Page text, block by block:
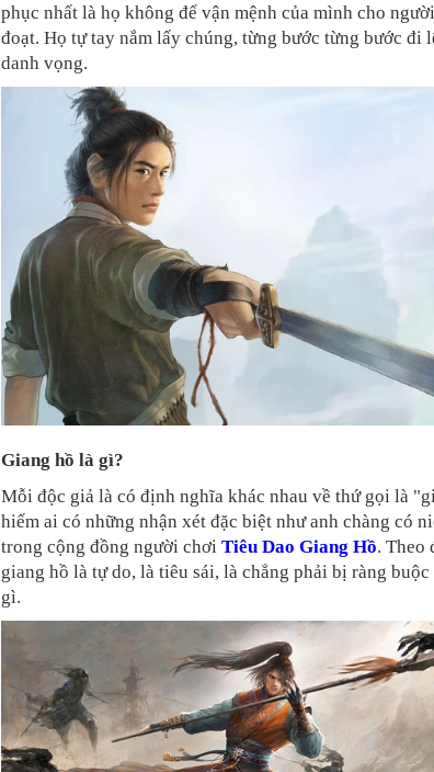
phục nhất là họ không để vận mệnh của mình cho
đoạt. Họ tự tay nắm lấy chúng, từng bước từng bước đi
danh vọng.
Giang hồ là gì?
Mỗi độc giả là có định nghĩa khác nhau về thứ gọi là
hiếm ai có những nhận xét đặc biệt như anh chàng có
trong cộng đồng người chơi Tiêu Dao Giang Hồ. Theo
giang hồ là tự do, là tiêu sái, là chẳng phải bị ràng
gì.